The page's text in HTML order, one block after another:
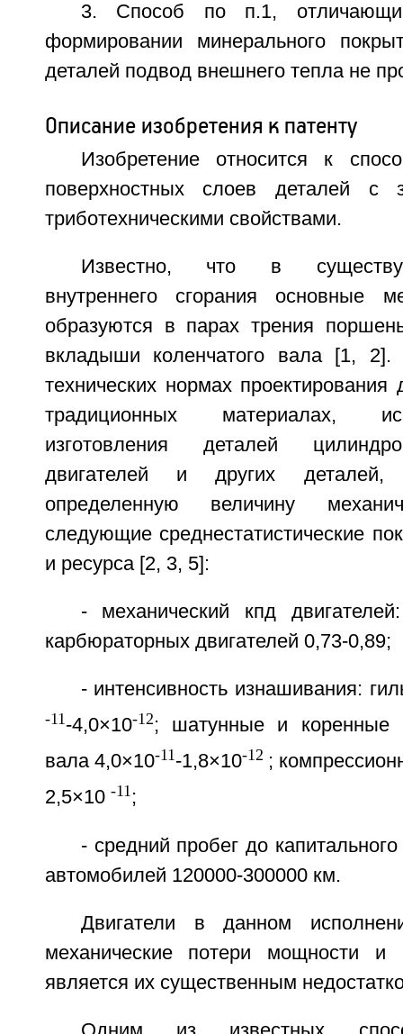
3. Способ по п.1,
формировании минерального
деталей подвод внешнего тепла не
Описание изобретения к патенту
Изобретение относится к
поверхностных слоев деталей с
триботехническими свойствами.
Известно, что в
внутреннего сгорания основные
образуются в парах трения
вкладыши коленчатого вала [1,
технических нормах
традиционных материалах,
изготовления деталей
двигателей и других деталей,
определенную величину
следующие среднестатистические
и ресурса [2, 3, 5]:
- механический кпд
карбюраторных двигателей 0,73-0,89;
- интенсивность изнашивания:
-11-4,0×10-12; шатунные и коренные
вала 4,0×10-11-1,8×10-12 ;
2,5×10 -11;
- средний пробег до
автомобилей 120000-300000 км.
Двигатели в данном
механические потери мощности и
является их существенным